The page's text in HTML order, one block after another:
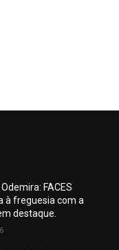
FACES
à freguesia com a
destaque.